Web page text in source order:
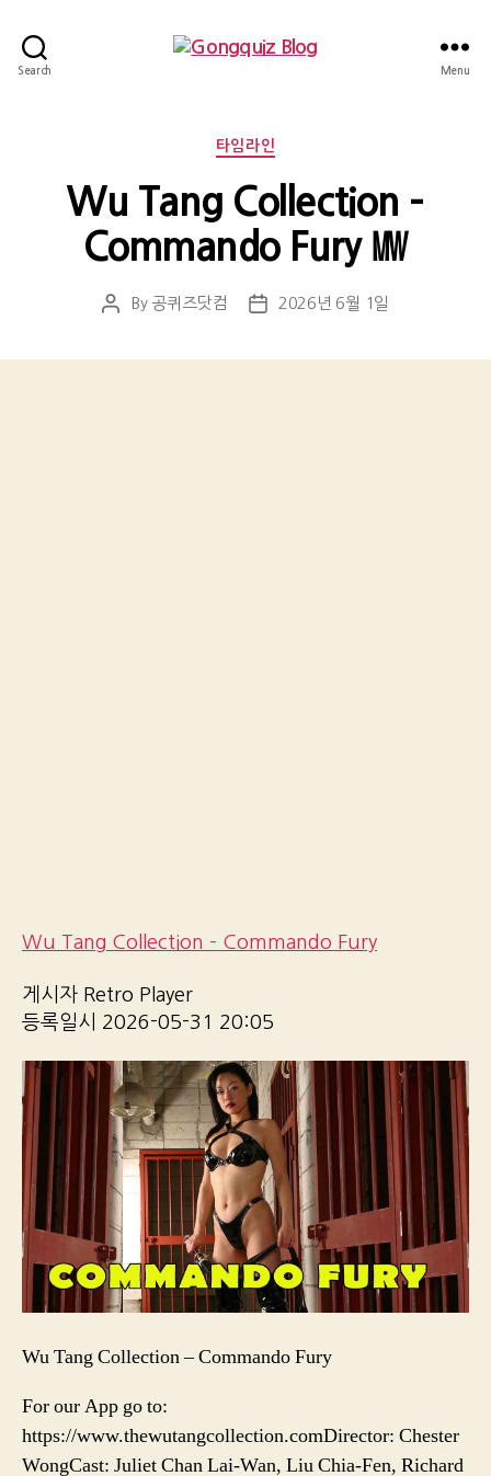
Search Menu
Categories
타임라인
Wu Tang Collection –
Commando Fury ㎿
PostBy 공퀴즈닷컴
Post2026년 6월 1일
Wu Tang Collection – Commando Fury
게시자 Retro Player
등록일시 2026-05-31 20:05
Wu Tang Collection – Commando Fury
For our App go to:
https://www.thewutangcollection.comDirector: Chester
WongCast: Juliet Chan Lai-Wan, Liu Chia-Fen, Richard